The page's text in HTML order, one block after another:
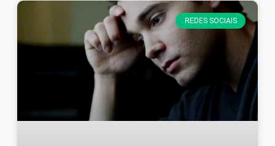
REDES SOCIAIS